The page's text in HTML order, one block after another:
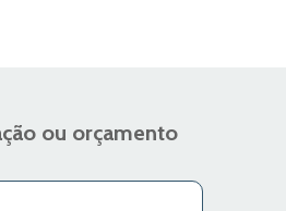
ou orçamento